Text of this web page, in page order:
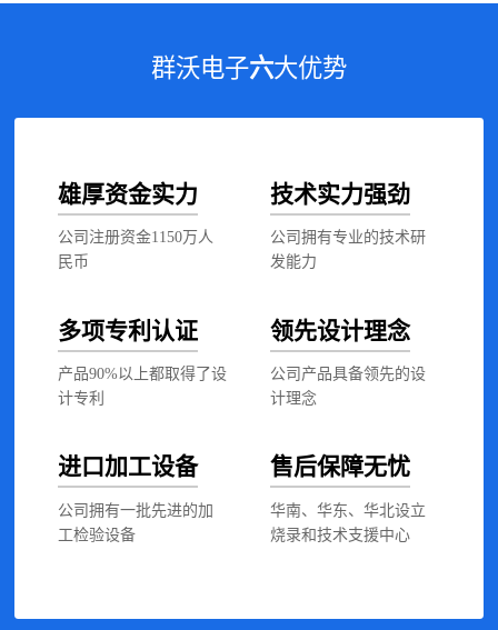
群沃电子六大优势
雄厚资金实力
公司注册资金1150万人
民币
技术实力强劲
公司拥有专业的技术研
发能力
多项专利认证
产品90%以上都取得了设
计专利
领先设计理念
公司产品具备领先的设
计理念
进口加工设备
公司拥有一批先进的加
工检验设备
售后保障无忧
华南、华东、华北设立
烧录和技术支援中心